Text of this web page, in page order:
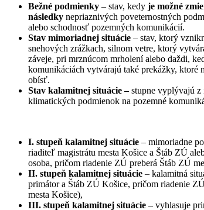
Bežné podmienky – stav, kedy je možné
následky nepriaznivých poveternostných
alebo schodnosť pozemných komunikácií.
Stav mimoriadnej situácie – stav, ktorý
snehových zrážkach, silnom vetre, ktorý
záveje, pri mrznúcom mrholení alebo daždi,
komunikáciách vytvárajú také prekážky, ktoré
obísť.
Stav kalamitnej situácie –stupne vyplývajú z
klimatických podmienok na pozemné
I. stupeň kalamitnej situácie – mimoriadne
riaditeľ magistrátu mesta Košice a Štáb ZÚ
osoba, pričom riadenie ZÚ preberá Štáb ZÚ
II. stupeň kalamitnej situácie – kalamitná
primátor a Štáb ZÚ Košice, pričom riadenie
mesta Košice),
III. stupeň kalamitnej situácie – vyhlasuje